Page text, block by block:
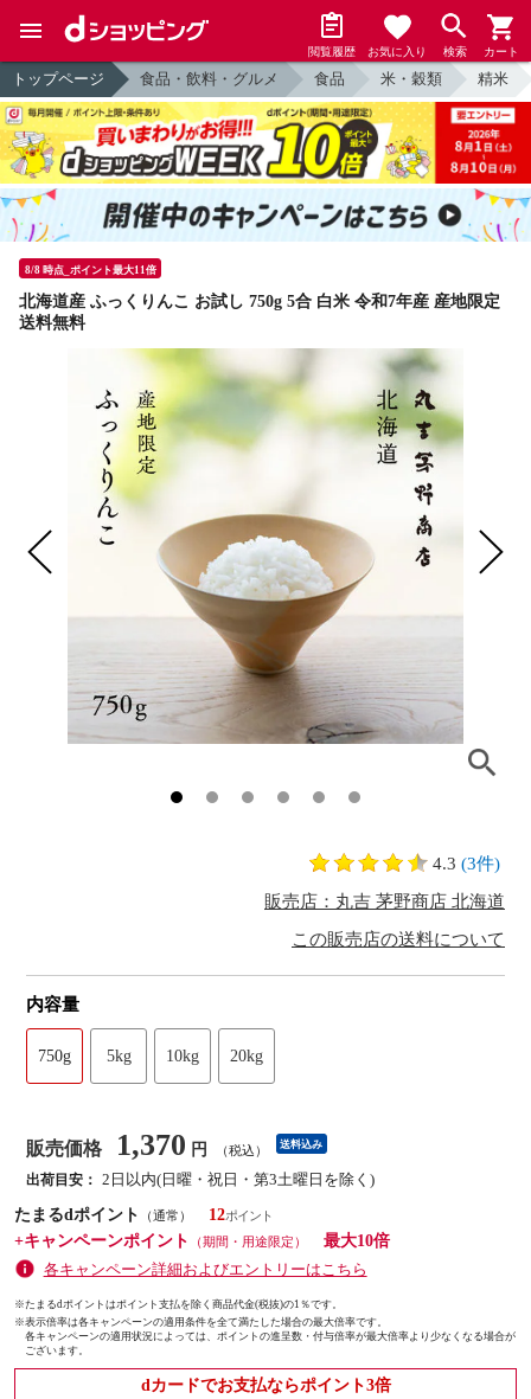
閲覧履歴 お気に入り 検索 カート
トップページ 食品・飲料・グルメ 食品 米・穀類 精米
8/8 時点_ポイント最大11倍
北海道産 ふっくりんこ お試し 750g 5合 白米 令和7年産 産地限定
送料無料
4.3 (3件)
販売店：丸吉 茅野商店 北海道
この販売店の送料について
内容量
750g 5kg 10kg 20kg
販売価格 1,370 円 （税込） 送料込み
出荷目安： 2日以内(日曜・祝日・第3土曜日を除く)
たまるdポイント
（通常）
12
+キャンペーンポイント
（期間・用途限定）
最大10倍
各キャンペーン詳細およびエントリーはこちら
※たまるdポイントはポイント支払を除く商品代金(税抜)の1％です。
※表示倍率は各キャンペーンの適用条件を全て満たした場合の最大倍率です。
各キャンペーンの適用状況によっては、ポイントの進呈数・付与倍率が最大倍率より少なくなる場合が
ございます。
dカードでお支払ならポイント3倍